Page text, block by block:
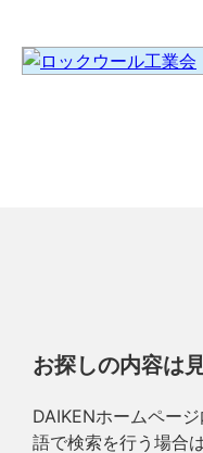
お探しの内容は
DAIKENホームペー
語で検索を行う場合